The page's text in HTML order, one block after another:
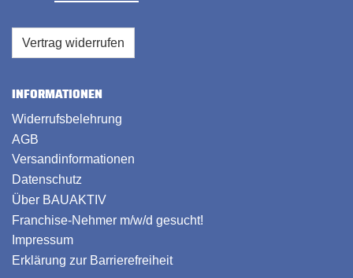
Vertrag widerrufen
INFORMATIONEN
Widerrufsbelehrung
AGB
Versandinformationen
Datenschutz
Über BAUAKTIV
Franchise-Nehmer m/w/d gesucht!
Impressum
Erklärung zur Barrierefreiheit